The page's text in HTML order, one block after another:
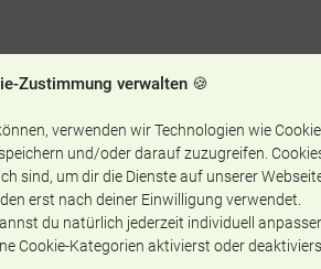
Zustimmung verwalten 🍪
verwenden wir Technologien wie
und/oder darauf zuzugreifen.
sind, um dir die Dienste auf unserer
erst nach deiner Einwilligung verwendet.
du natürlich jederzeit individuell
Cookie-Kategorien aktivierst oder